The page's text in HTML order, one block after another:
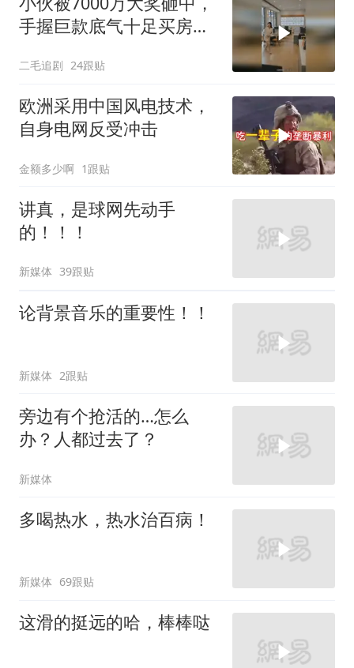
手握巨款底气十足买房不
二毛追剧 24跟贴
欧洲采用中国风电技术，
自身电网反受冲击
金额多少啊 1跟贴
讲真，是球网先动手
的！！！
新媒体 39跟贴
论背景音乐的重要性！！
新媒体 2跟贴
旁边有个抢活的…怎么
办？人都过去了？
新媒体
多喝热水，热水治百病！
新媒体 69跟贴
这滑的挺远的哈，棒棒哒